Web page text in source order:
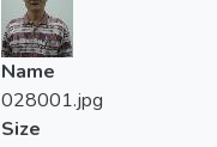
Name
028001.jpg
Size